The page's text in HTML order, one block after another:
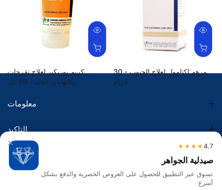
كريم يوريكير لعلاج تقرحات
والتهابات الجلد - 50 مل
مرهم اكتامول لعلاج الحبوب - 30
جرام
معلومات
التاكيد
الضريبة
تواصل معنا
× 4.7
★★★★
صيدلية الجواهر
تسوق عبر التطبيق للحصول على العروض الحصرية والدفع بشكل
أسرع